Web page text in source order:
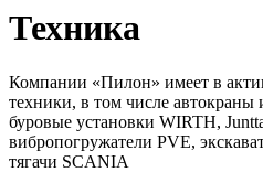
Техника
Компании «Пилон» имеет в
техники, в том числе
буровые установки WIRTH,
вибропогружатели PVE,
тягачи SCANIA